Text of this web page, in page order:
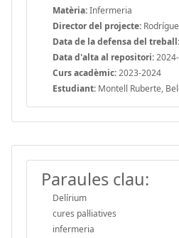
Matèria:Infermeria
Director del projecte:
Data de la defensa del treball:
Data d'alta al repositori:
Curs acadèmic:2023-2024
Estudiant: Montell Ruberte,
Paraules clau:
Delírium
cures pal·liatives
infermeria